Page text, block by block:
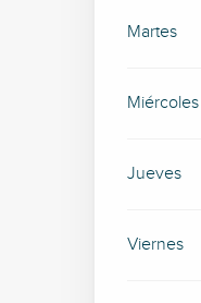
Martes
Miércoles
Jueves
Viernes